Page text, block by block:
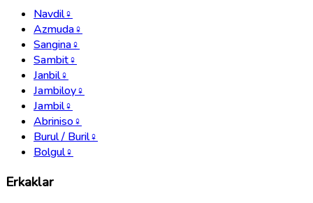
Navdil♀
Azmuda♀
Sangina♀
Sambit♀
Janbil♀
Jambiloy♀
Jambil♀
Abriniso♀
Burul / Buril♀
Bolgul♀
Erkaklar